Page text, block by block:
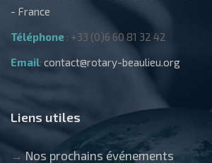
- France
Téléphone : +33 (0)6 60 81 32 42
Email: contact@rotary-beaulieu.org
Liens utiles
→Nos prochains événements